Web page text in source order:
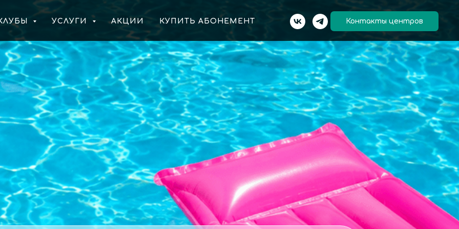
УСЛУГИ АКЦИИ КУПИТЬ АБОНЕМЕНТ Контакты центров